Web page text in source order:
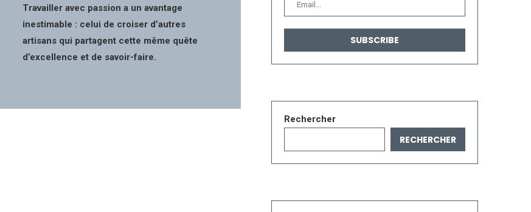
Travailler avec passion a un avantage
inestimable : celui de croiser d’autres
artisans qui partagent cette même quête
d’excellence et de savoir-faire.
Rechercher
RECHERCHER